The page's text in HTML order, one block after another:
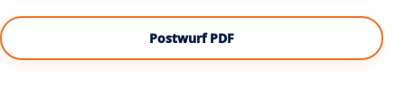
Postwurf PDF